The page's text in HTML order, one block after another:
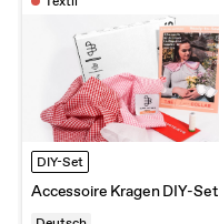
DIY-Set
Accessoire Kragen DIY-Set